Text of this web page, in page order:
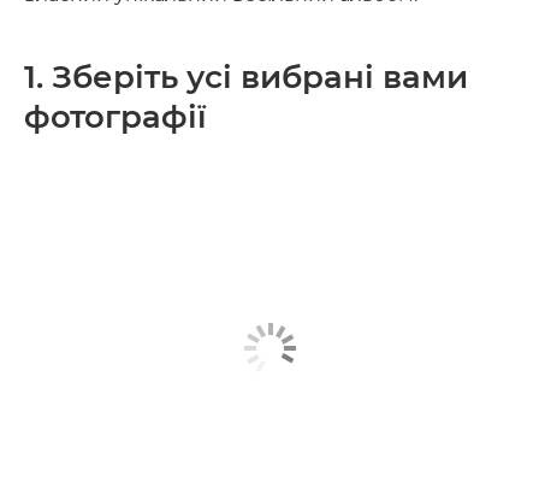
1. Зберіть усі вибрані вами
фотографії